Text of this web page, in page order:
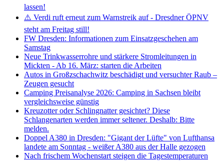
lassen!
⚠️ Verdi ruft erneut zum Warnstreik auf - Dresdner ÖPNV
steht am Freitag still!
FW Dresden: Informationen zum Einsatzgeschehen am
Samstag
Neue Trinkwasserrohre und stärkere Stromleitungen in
Mickten - Ab 16. März: starten die Arbeiten
Autos in Großzschachwitz beschädigt und versuchter Raub –
Zeugen gesucht
Camping Preisanalyse 2026: Camping in Sachsen bleibt
vergleichsweise günstig
Kreuzotter oder Schlingnatter gesichtet? Diese
Schlangenarten werden immer seltener. Deshalb: Bitte
melden.
Doppel A380 in Dresden: "Gigant der Lüfte" von Lufthansa
landete am Sonntag - weißer A380 aus der Halle gezogen
Nach frischem Wochenstart steigen die Tagestemperaturen